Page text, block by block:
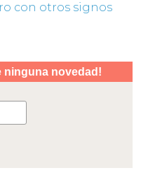
con otros signos